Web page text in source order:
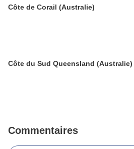
Côte de Corail (Australie)
Côte du Sud Queensland (Australie)
Commentaires